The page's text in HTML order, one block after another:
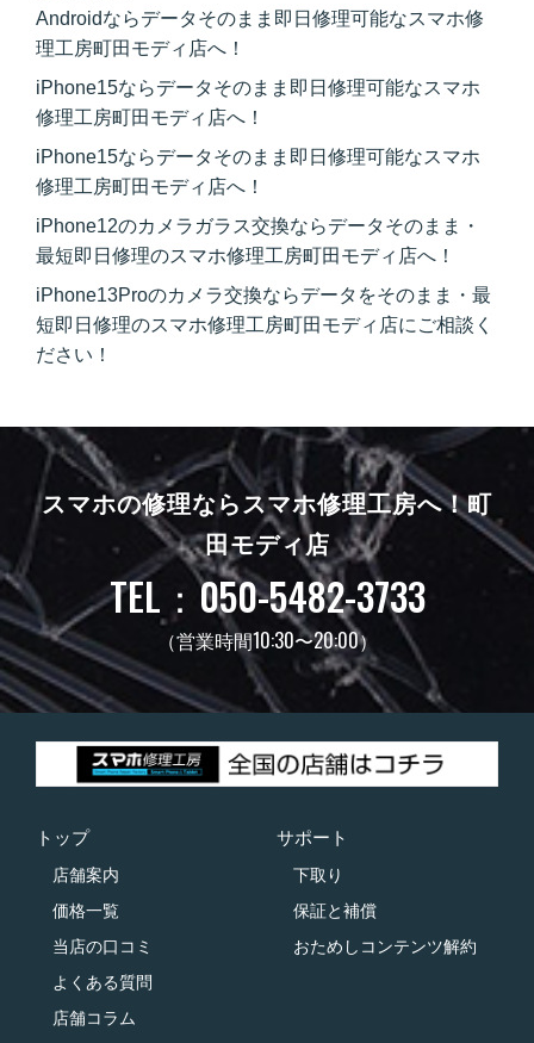
Androidならデータそのまま即日修理可能なスマホ修
理工房町田モディ店へ！
iPhone15ならデータそのまま即日修理可能なスマホ
修理工房町田モディ店へ！
iPhone15ならデータそのまま即日修理可能なスマホ
修理工房町田モディ店へ！
iPhone12のカメラガラス交換ならデータそのまま・
最短即日修理のスマホ修理工房町田モディ店へ！
iPhone13Proのカメラ交換ならデータをそのまま・最
短即日修理のスマホ修理工房町田モディ店にご相談く
ださい！
スマホの修理ならスマホ修理工房へ！町
田モディ店
TEL：050-5482-3733
（営業時間10:30〜20:00）
トップ
店舗案内
価格一覧
当店の口コミ
よくある質問
店舗コラム
サポート
下取り
保証と補償
おためしコンテンツ解約